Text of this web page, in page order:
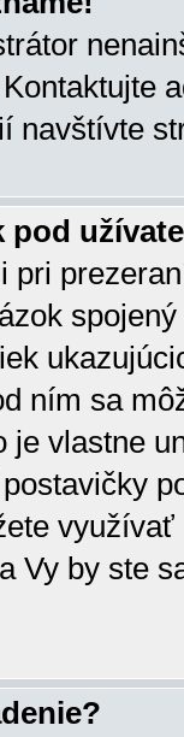
navštívte
pod
pri
ním sa
je vlastne
Vy by ste